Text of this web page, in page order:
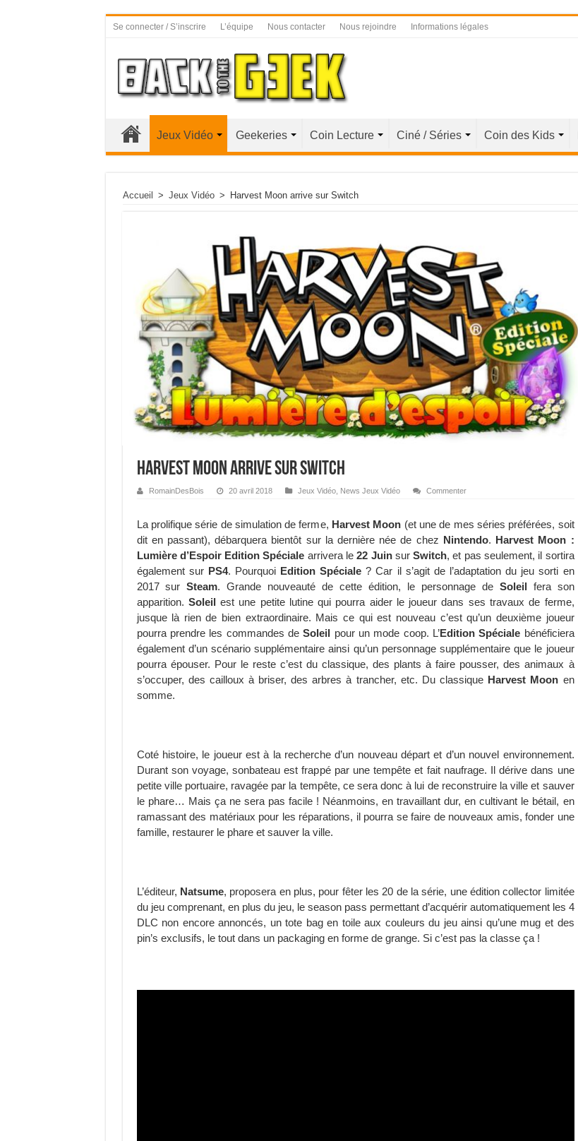
Se connecter / S’inscrire L’équipe Nous contacter Nous rejoindre Informations légales
Jeux Vidéo Geekeries Coin Lecture Ciné / Séries Coin des Kids
Accueil > Jeux Vidéo > Harvest Moon arrive sur Switch
Harvest Moon arrive sur Switch
RomainDesBois 20 avril 2018 Jeux Vidéo, News Jeux Vidéo Commenter
La prolifique série de simulation de ferme, Harvest Moon (et une de mes séries préférées, soit
dit en passant), débarquera bientôt sur la dernière née de chez Nintendo. Harvest Moon :
Lumière d’Espoir Edition Spéciale arrivera le22 JuinsurSwitch, et pas seulement, il sortira
également sur PS4. Pourquoi Edition Spéciale ? Car il s’agit de l’adaptation du jeu sorti en
2017 surSteam. Grande nouveauté de cette édition, le personnage de Soleil fera son
apparition. Soleil est une petite lutine qui pourra aider le joueur dans ses travaux de ferme,
jusque là rien de bien extraordinaire. Mais ce qui est nouveau c’est qu’un deuxième joueur
pourra prendre les commandes deSoleil pour un mode coop. L’Edition Spéciale bénéficiera
également d’un scénario supplémentaire ainsi qu’un personnage supplémentaire que le joueur
pourra épouser. Pour le reste c’est du classique, des plants à faire pousser, des animaux à
s’occuper, des cailloux à briser, des arbres à trancher, etc. Du classique Harvest Moon en
somme.
Coté histoire, le joueur est à la recherche d’un nouveau départ et d’un nouvel environnement.
Durant son voyage, sonbateau est frappé par une tempête et fait naufrage. Il dérive dans une
petite ville portuaire, ravagée par la tempête, ce sera donc à lui de reconstruire la ville et sauver
le phare… Mais ça ne sera pas facile ! Néanmoins, en travaillant dur, en cultivant le bétail, en
ramassant des matériaux pour les réparations, il pourra se faire de nouveaux amis, fonder une
famille, restaurer le phare et sauver la ville.
L’éditeur, Natsume, proposera en plus, pour fêter les 20 de la série, une édition collector limitée
du jeu comprenant, en plus du jeu, le season pass permettant d’acquérir automatiquement les 4
DLC non encore annoncés, un tote bag en toile aux couleurs du jeu ainsi qu’une mug et des
pin’s exclusifs, le tout dans un packaging en forme de grange. Si c’est pas la classe ça !